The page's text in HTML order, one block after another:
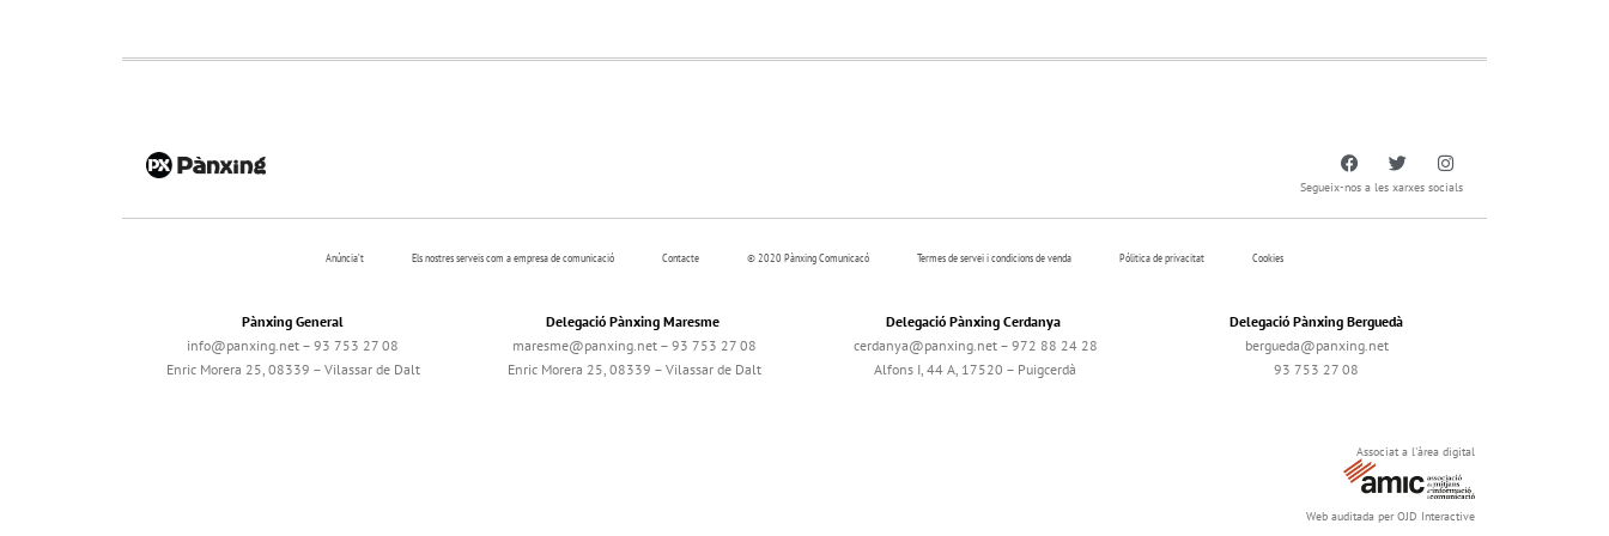
Segueix-nos a les xarxes socials
Anúncia’t Els nostres serveis com a empresa de comunicació Contacte © 2020 Pànxing Comunicacó Termes de servei i condicions de venda Pólitica de privacitat Cookies
Pànxing General
info@panxing.net – 93 753 27 08
Enric Morera 25, 08339 – Vilassar de Dalt
Delegació Pànxing Maresme
maresme@panxing.net – 93 753 27 08
Enric Morera 25, 08339 – Vilassar de Dalt
Delegació Pànxing Cerdanya
cerdanya@panxing.net – 972 88 24 28
Alfons I, 44 A, 17520 – Puigcerdà
Delegació Pànxing Berguedà
bergueda@panxing.net
93 753 27 08
Associat a l'àrea digital
Web auditada per OJD Interactive